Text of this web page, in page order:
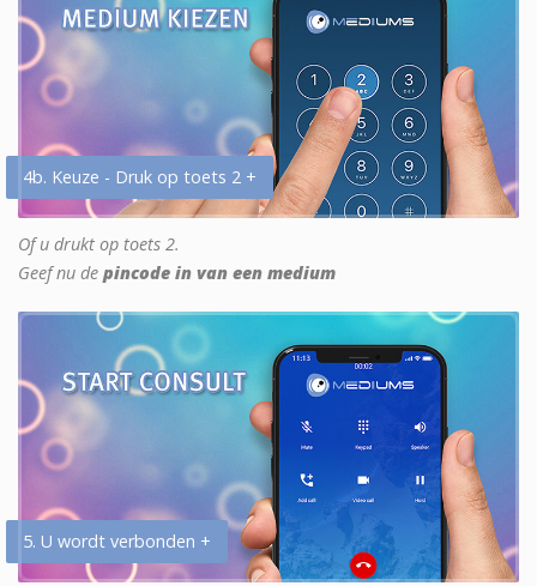
4b. Keuze - Druk op toets 2 +
Of u drukt op toets 2.
Geef nu de pincode in van een medium
5. U wordt verbonden +